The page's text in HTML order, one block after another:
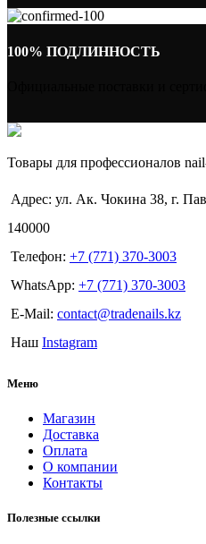
100% ПОДЛИННОСТЬ
Товары для профессионалов
Адрес: ул. Ак. Чокина 38, г.
140000
Телефон: +7 (771) 370-3003
WhatsApp: +7 (771) 370-3003
E-Mail: contact@tradenails.kz
Наш Instagram
Меню
Магазин
Доставка
Оплата
О компании
Контакты
Полезные ссылки